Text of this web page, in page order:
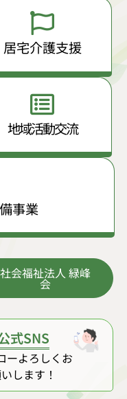
居宅介護支援
地域活動交流
事業
社会福祉法人 緑峰
会
式SNS
ーよろしくお
します！